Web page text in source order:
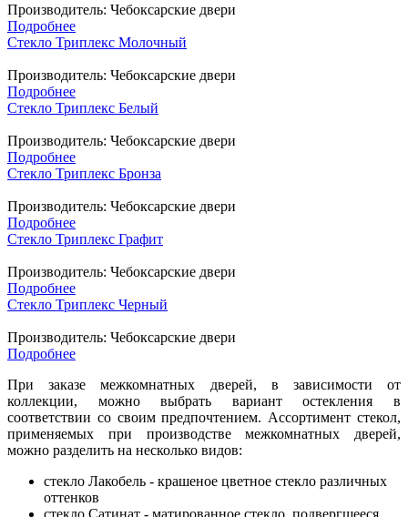
Производитель: Чебоксарские двери
Подробнее
Стекло Триплекс Молочный
Производитель: Чебоксарские двери
Подробнее
Стекло Триплекс Белый
Производитель: Чебоксарские двери
Подробнее
Стекло Триплекс Бронза
Производитель: Чебоксарские двери
Подробнее
Стекло Триплекс Графит
Производитель: Чебоксарские двери
Подробнее
Стекло Триплекс Черный
Производитель: Чебоксарские двери
Подробнее
При заказе межкомнатных дверей, в зависимости от
коллекции, можно выбрать вариант остекления в
соответствии со своим предпочтением. Ассортимент стекол,
применяемых при производстве межкомнатных дверей,
можно разделить на несколько видов:
стекло Лакобель - крашеное цветное стекло различных
оттенков
стекло Сатинат - матированное стекло, подвергшееся